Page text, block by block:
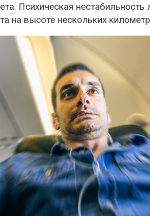
Психическая нестабильность
на высоте нескольких